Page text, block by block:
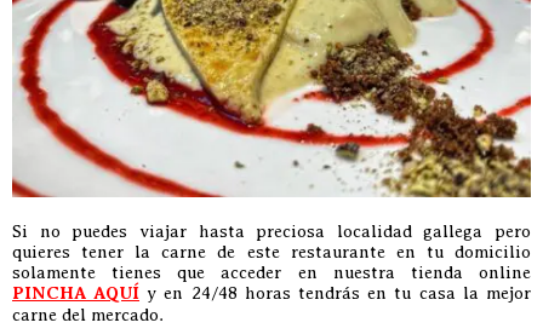
Si no puedes viajar hasta preciosa localidad gallega pero
quieres tener la carne de este restaurante en tu domicilio
solamente tienes que acceder en nuestra tienda online
PINCHA AQUÍ y en 24/48 horas tendrás en tu casa la mejor
carne del mercado.